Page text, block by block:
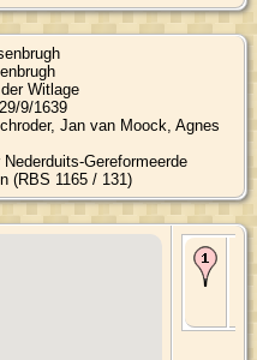
Witlage
9/1639
Jan van Moock, Agnes
Gereformeerde
(RBS 1165 / 131)